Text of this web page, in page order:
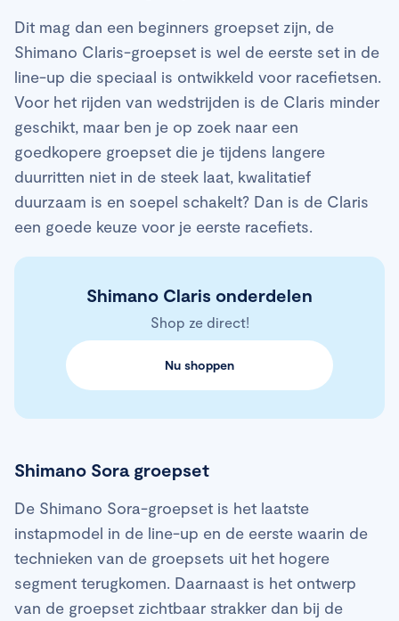
Dit mag dan een beginners groepset zijn, de
Shimano Claris-groepset is wel de eerste set in de
line-up die speciaal is ontwikkeld voor racefietsen.
Voor het rijden van wedstrijden is de Claris minder
geschikt, maar ben je op zoek naar een
goedkopere groepset die je tijdens langere
duurritten niet in de steek laat, kwalitatief
duurzaam is en soepel schakelt? Dan is de Claris
een goede keuze voor je eerste racefiets.
Shimano Claris onderdelen
Shop ze direct!
Nu shoppen
Shimano Sora groepset
De Shimano Sora-groepset is het laatste
instapmodel in de line-up en de eerste waarin de
technieken van de groepsets uit het hogere
segment terugkomen. Daarnaast is het ontwerp
van de groepset zichtbaar strakker dan bij de